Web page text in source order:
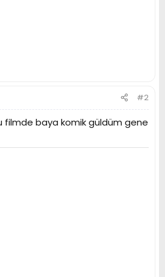
#2
filmde baya komik güldüm gene